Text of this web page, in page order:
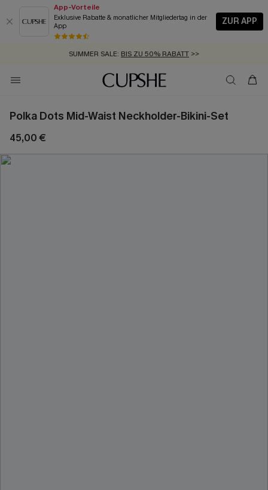
App-Vorteile
Exklusive Rabatte & monatlicher Mitgliedertag in der
App
ZUR APP
GRATIS MASSBAND MIT JEDEM SCHNELLVERSAND-ARTIKEL >>
SUMMER SALE: BIS ZU 50% RABATT >>
ZUM NEWSLETTER:BIS ZU -20% EXTRA ERHALTEN
KOSTENLOSER VERSAND AB 89 €
Polka Dots Mid-Waist Neckholder-Bikini-Set
45,00 €